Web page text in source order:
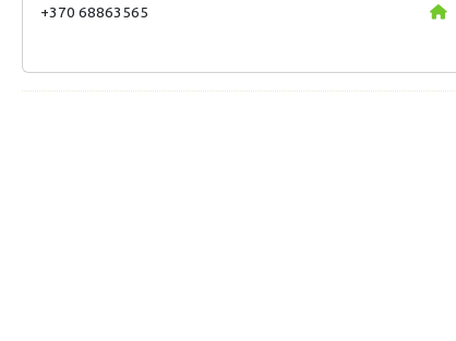
+370 68863565